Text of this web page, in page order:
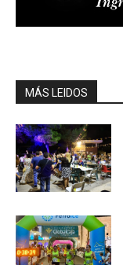
MÁS LEIDOS